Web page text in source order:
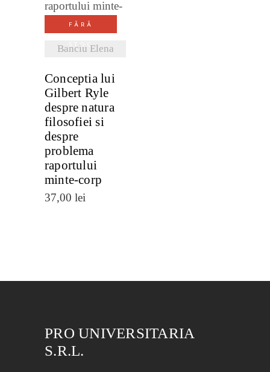
FĂRĂ
STOC
Banciu Elena
Conceptia lui
Gilbert Ryle
despre natura
filosofiei si
despre
problema
raportului
minte-corp
37,00 lei
PRO UNIVERSITARIA
S.R.L.